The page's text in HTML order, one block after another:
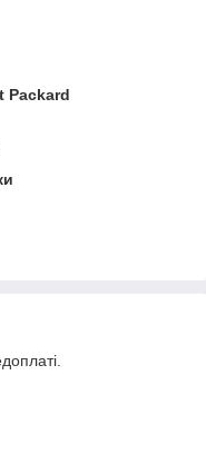
Packard